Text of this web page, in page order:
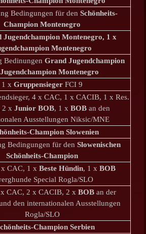
Bedingungen für denSchönheits-
Champion Montenegro
Jugendchampion Montenegro, 1 x
Montenegro
Bedinungen Grand Jugendchampion
Montenegro
1 xGruppensieger FCI 9
4 x CAC, 1 x CACIB, 1 x Res.
2 x Junior BOB, 1 x BOBan den
Ausstellungen Niksic/MNE
Champion Slowenien
Bedingungen für denSlowenischen
Schönheits-Champion
CAC, 1 x Beste Hündin, 1 x BOB
Special Rogla/SLO
CAC, 2 x CACIB, 2 x BOBan der
den internationalen Ausstellungen
Rogla/SLO
Champion Serbien